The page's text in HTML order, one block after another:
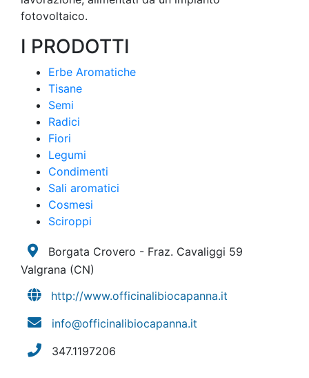
fotovoltaico.
I PRODOTTI
Erbe Aromatiche
Tisane
Semi
Radici
Fiori
Legumi
Condimenti
Sali aromatici
Cosmesi
Sciroppi
Borgata Crovero - Fraz. Cavaliggi 59
Valgrana (CN)
http://www.officinalibiocapanna.it
info@officinalibiocapanna.it
347.1197206